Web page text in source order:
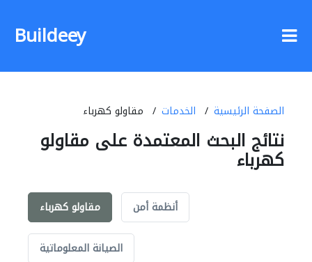
Buildeey
الصفحة الرئيسية الخدمات مقاولو كهرباء
نتائج البحث المعتمدة على مقاولو
كهرباء
مقاولو كهرباء أنظمة أمن
الصيانة المعلوماتية